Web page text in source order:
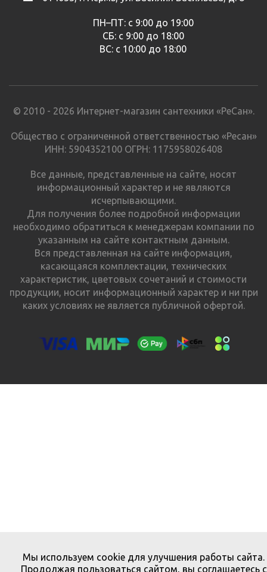
ПН–ПТ: с 9:00 до 19:00
СБ: с 9:00 до 18:00
ВС: с 10:00 до 18:00
© 2010 - 2026 Интернет-магазин сантехники «РеСан».
Общество с ограниченной ответственностью «Ресан»
ИНН: 5904352100 ОГРН: 1175958026408
Все данные, представленные на сайте, носят
информационный характер и не являются
исчерпывающими.
Для получения более подробной информации
необходимо обратиться к менеджерам компании по
указанным на сайте контактным данным.
Вся представленная на сайте информация,
касающаяся комплектации, технических
характеристик, цветовых сочетаний и стоимости
продукции, носит информационный характер и ни при
каких условиях не является публичной офертой.
Мы используем cookie для улучшения работы сайта.
Продолжая пользоваться сайтом, вы соглашаетесь с